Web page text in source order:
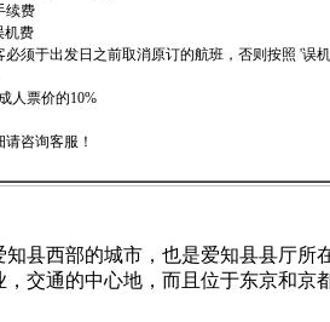
续费
机费
须于出发日之前取消原订的航班，否则按照 '误
人票价的10%
咨询客服！
县西部的城市，也是爱知县县厅
，交通的中心地，而且位于东京和